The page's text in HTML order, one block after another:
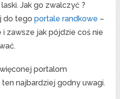
Jak go zwalczyć ?
do tegoportale randkowe –
i zawsze jak pójdzie coś nie
portalom
najbardziej godny uwagi.